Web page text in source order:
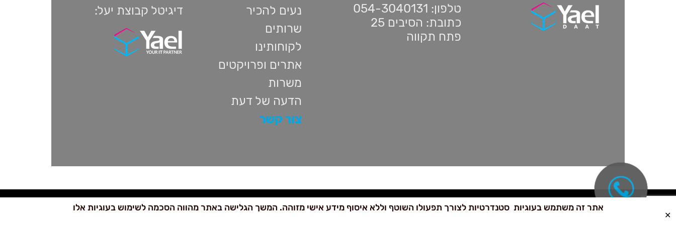
אתר זה משתמש בעוגיות סטנדרטיות לצורך תפעולו השוטף וללא איסוף מידע אישי מזוהה. המשך הגלישה באתר מהווה הסכמה לשימוש בעוגיות אלו
✕
טלפון: 054-3040131
כתובת: הסיבים 25
פתח תקווה
נעים להכיר
שרותים
לקוחותינו
אתרים ופרויקטים
משרות
הדעה של דעת
צור קשר
דיגיטל קבוצת יעל:
כל הזכויות שמורות לדעת מקבוצת יעל– שרותי פיתוח ובדיקות